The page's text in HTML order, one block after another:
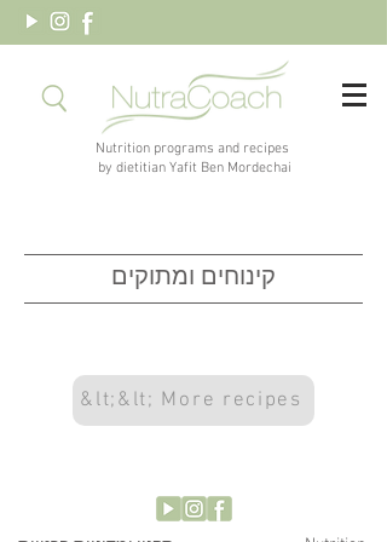
by dietitian Yafit Ben Mordechai
קינוחים ומתוקים
&lt;&lt; More recipes